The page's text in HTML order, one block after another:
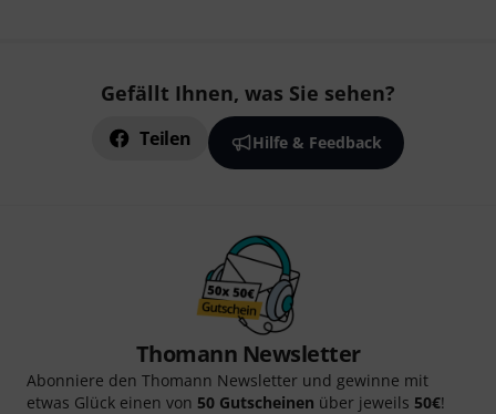
Gefällt Ihnen, was Sie sehen?
Teilen Hilfe & Feedback
Thomann Newsletter
Abonniere den Thomann Newsletter und gewinne mit
etwas Glück einen von 50 Gutscheinen über jeweils 50€!